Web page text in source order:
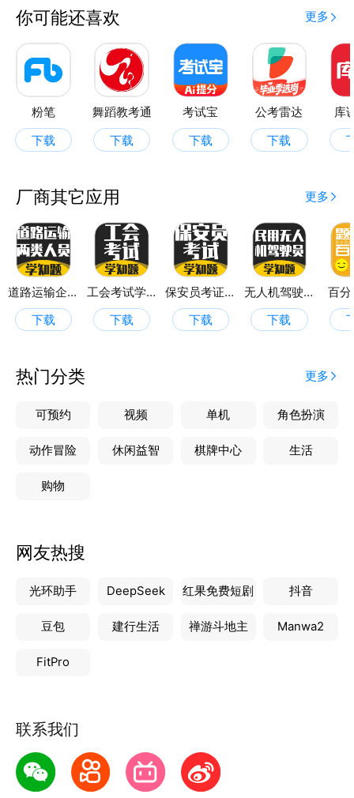
做功能，来补足学员短板，助力考试通关！ 我们的题
库包含了建筑八大员考试的高质量试题（含历年真
题），通过在线刷题，在线模拟考试，错题精准练习，
可以帮助您提高学习效率，巩固学习效果，快速通关建
筑八大员考试。
你可能还喜欢 更多
粉笔
下载
舞蹈教考通
下载
考试宝
下载
公考雷达
下载
库
厂商其它应用 更多
道路运输企业两类人员考试
下载
工会考试学知题
下载
保安员考证学知题
下载
无人机驾驶员考试学知题
下载
百
热门分类 更多
可预约 视频 单机 角色扮演
动作冒险 休闲益智 棋牌中心 生活
购物
网友热搜
光环助手 DeepSeek 红果免费短剧 抖音
豆包 建行生活 禅游斗地主 Manwa2
FitPro
联系我们